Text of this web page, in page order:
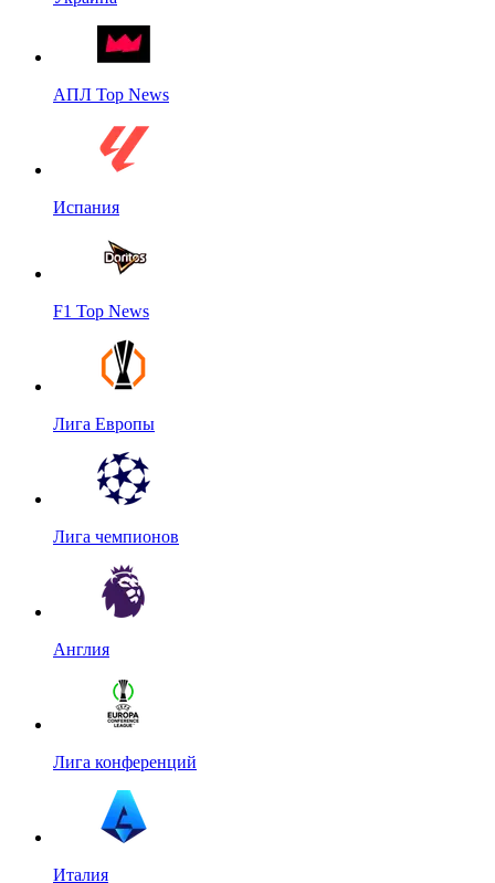
АПЛ Top News
Испания
F1 Top News
Лига Европы
Лига чемпионов
Англия
Лига конференций
Италия